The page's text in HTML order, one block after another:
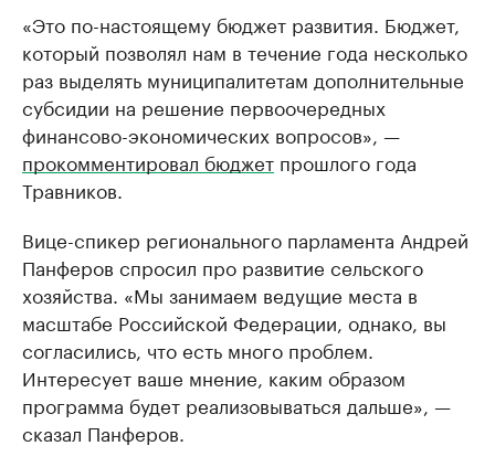
«Это по-настоящему бюджет развития. Бюджет,
который позволял нам в течение года несколько
раз выделять муниципалитетам дополнительные
субсидии на решение первоочередных
финансово-экономических вопросов», —
прокомментировал бюджет прошлого года
Травников.
Вице-спикер регионального парламента Андрей
Панферов спросил про развитие сельского
хозяйства. «Мы занимаем ведущие места в
масштабе Российской Федерации, однако, вы
согласились, что есть много проблем.
Интересует ваше мнение, каким образом
программа будет реализовываться дальше», —
сказал Панферов.